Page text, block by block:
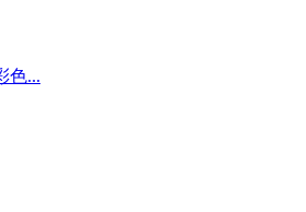
色...